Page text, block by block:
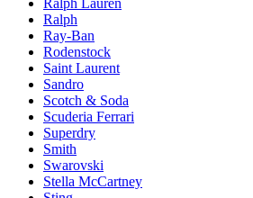
Ralph Lauren
Ralph
Ray-Ban
Rodenstock
Saint Laurent
Sandro
Scotch & Soda
Scuderia Ferrari
Superdry
Smith
Swarovski
Stella McCartney